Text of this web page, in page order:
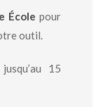
École pour
outil.
15